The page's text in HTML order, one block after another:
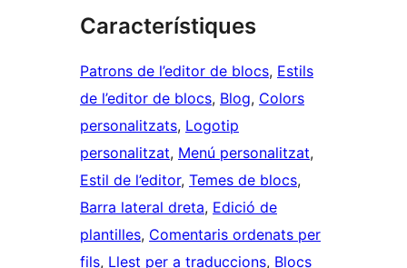
Característiques
Patrons de l’editor de blocs, Estils
de l’editor de blocs, Blog, Colors
personalitzats, Logotip
personalitzat, Menú personalitzat
Estil de l’editor, Temes de blocs
Barra lateral dreta, Edició de
plantilles, Comentaris ordenats per
fils, Llest per a traduccions, Blocs